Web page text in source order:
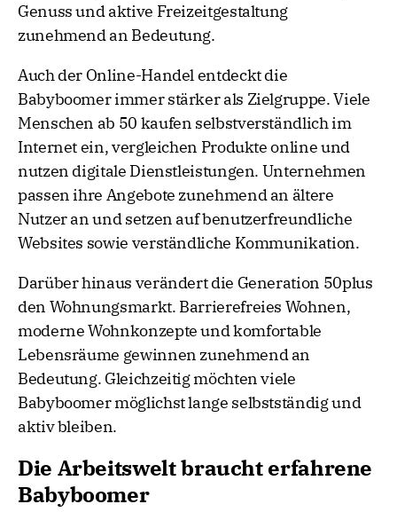
Genuss und aktive Freizeitgestaltung
zunehmend an Bedeutung.
Auch der Online-Handel entdeckt die
Babyboomer immer stärker als Zielgruppe. Viele
Menschen ab 50 kaufen selbstverständlich im
Internet ein, vergleichen Produkte online und
nutzen digitale Dienstleistungen. Unternehmen
passen ihre Angebote zunehmend an ältere
Nutzer an und setzen auf benutzerfreundliche
Websites sowie verständliche Kommunikation.
Darüber hinaus verändert die Generation 50plus
den Wohnungsmarkt. Barrierefreies Wohnen,
moderne Wohnkonzepte und komfortable
Lebensräume gewinnen zunehmend an
Bedeutung. Gleichzeitig möchten viele
Babyboomer möglichst lange selbstständig und
aktiv bleiben.
Die Arbeitswelt braucht erfahrene
Babyboomer